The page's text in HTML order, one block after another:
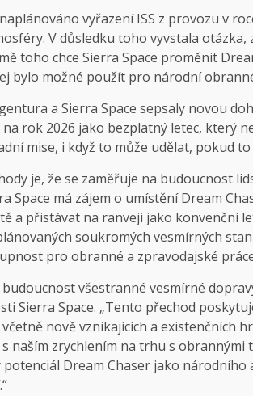
vyřazení ISS z provozu v
V důsledku toho vyvstala otázka,
toho chce Sierra Space proměnit
bylo možné použít pro národní
a Sierra Space sepsaly novou
rok 2026 jako bezplatný letec, který
mise, i když to může udělat, pokud to
je, že se zaměřuje na budoucnost
Space má zájem o umístění Dream
a přistávat na ranveji jako konvenční
soukromých vesmírných
pro obranné a zpravodajské
všestranné vesmírné
Sierra Space. „Tento přechod
nově vznikajících a existenčních
naším zrychlením na trhu s obrannými
potenciál Dream Chaser jako